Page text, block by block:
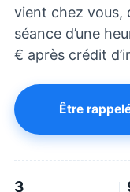
vient chez vous,
séance d’une
€ après crédit
Être
3